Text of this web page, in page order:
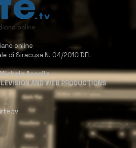
online
di Siracusa N. 04/2010 DEL
Accolla
AND WEB PRODUCTIONS